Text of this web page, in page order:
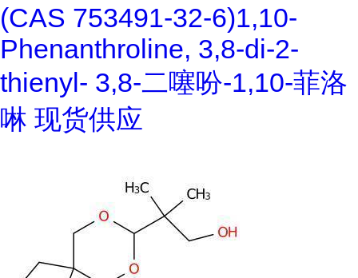
(CAS 753491-32-6)1,10-
Phenanthroline, 3,8-di-2-
thienyl- 3,8-二噻吩-1,10-菲洛
啉 现货供应